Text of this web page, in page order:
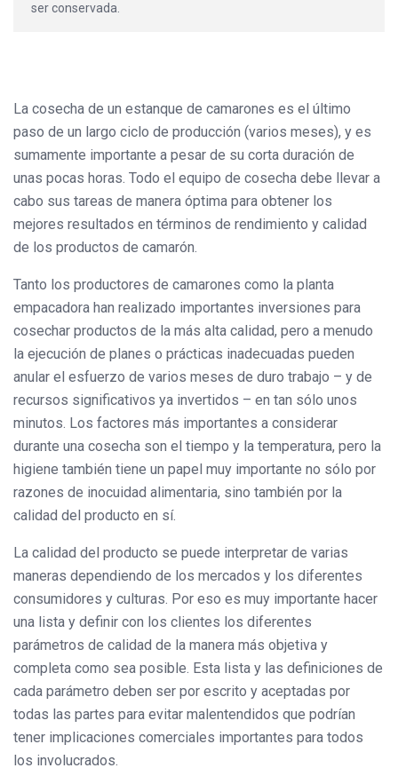
ser conservada.
La cosecha de un estanque de camarones es el último
paso de un largo ciclo de producción (varios meses), y es
sumamente importante a pesar de su corta duración de
unas pocas horas. Todo el equipo de cosecha debe llevar a
cabo sus tareas de manera óptima para obtener los
mejores resultados en términos de rendimiento y calidad
de los productos de camarón.
Tanto los productores de camarones como la planta
empacadora han realizado importantes inversiones para
cosechar productos de la más alta calidad, pero a menudo
la ejecución de planes o prácticas inadecuadas pueden
anular el esfuerzo de varios meses de duro trabajo – y de
recursos significativos ya invertidos – en tan sólo unos
minutos. Los factores más importantes a considerar
durante una cosecha son el tiempo y la temperatura, pero la
higiene también tiene un papel muy importante no sólo por
razones de inocuidad alimentaria, sino también por la
calidad del producto en sí.
La calidad del producto se puede interpretar de varias
maneras dependiendo de los mercados y los diferentes
consumidores y culturas. Por eso es muy importante hacer
una lista y definir con los clientes los diferentes
parámetros de calidad de la manera más objetiva y
completa como sea posible. Esta lista y las definiciones de
cada parámetro deben ser por escrito y aceptadas por
todas las partes para evitar malentendidos que podrían
tener implicaciones comerciales importantes para todos
los involucrados.